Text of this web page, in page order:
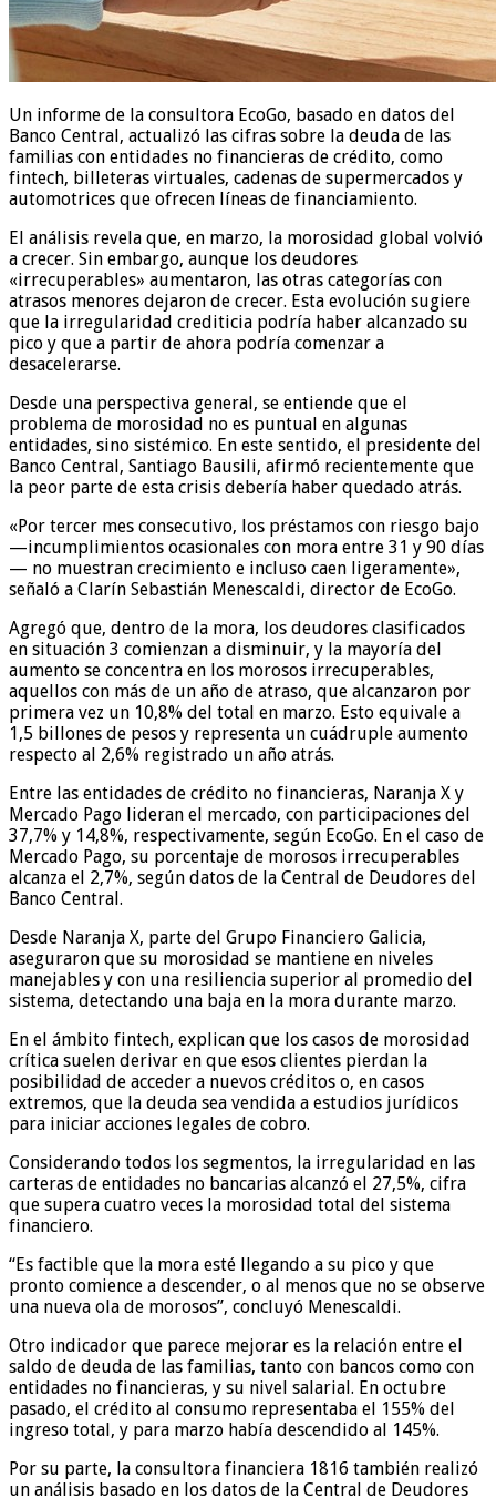
Un informe de la consultora EcoGo, basado en datos del
Banco Central, actualizó las cifras sobre la deuda de las
familias con entidades no financieras de crédito, como
fintech, billeteras virtuales, cadenas de supermercados y
automotrices que ofrecen líneas de financiamiento.
El análisis revela que, en marzo, la morosidad global volvió
a crecer. Sin embargo, aunque los deudores
«irrecuperables» aumentaron, las otras categorías con
atrasos menores dejaron de crecer. Esta evolución sugiere
que la irregularidad crediticia podría haber alcanzado su
pico y que a partir de ahora podría comenzar a
desacelerarse.
Desde una perspectiva general, se entiende que el
problema de morosidad no es puntual en algunas
entidades, sino sistémico. En este sentido, el presidente del
Banco Central, Santiago Bausili, afirmó recientemente que
la peor parte de esta crisis debería haber quedado atrás.
«Por tercer mes consecutivo, los préstamos con riesgo bajo
—incumplimientos ocasionales con mora entre 31 y 90 días
— no muestran crecimiento e incluso caen ligeramente»,
señaló a Clarín Sebastián Menescaldi, director de EcoGo.
Agregó que, dentro de la mora, los deudores clasificados
en situación 3 comienzan a disminuir, y la mayoría del
aumento se concentra en los morosos irrecuperables,
aquellos con más de un año de atraso, que alcanzaron por
primera vez un 10,8% del total en marzo. Esto equivale a
1,5 billones de pesos y representa un cuádruple aumento
respecto al 2,6% registrado un año atrás.
Entre las entidades de crédito no financieras, Naranja X y
Mercado Pago lideran el mercado, con participaciones del
37,7% y 14,8%, respectivamente, según EcoGo. En el caso de
Mercado Pago, su porcentaje de morosos irrecuperables
alcanza el 2,7%, según datos de la Central de Deudores del
Banco Central.
Desde Naranja X, parte del Grupo Financiero Galicia,
aseguraron que su morosidad se mantiene en niveles
manejables y con una resiliencia superior al promedio del
sistema, detectando una baja en la mora durante marzo.
En el ámbito fintech, explican que los casos de morosidad
crítica suelen derivar en que esos clientes pierdan la
posibilidad de acceder a nuevos créditos o, en casos
extremos, que la deuda sea vendida a estudios jurídicos
para iniciar acciones legales de cobro.
Considerando todos los segmentos, la irregularidad en las
carteras de entidades no bancarias alcanzó el 27,5%, cifra
que supera cuatro veces la morosidad total del sistema
financiero.
“Es factible que la mora esté llegando a su pico y que
pronto comience a descender, o al menos que no se observe
una nueva ola de morosos”, concluyó Menescaldi.
Otro indicador que parece mejorar es la relación entre el
saldo de deuda de las familias, tanto con bancos como con
entidades no financieras, y su nivel salarial. En octubre
pasado, el crédito al consumo representaba el 155% del
ingreso total, y para marzo había descendido al 145%.
Por su parte, la consultora financiera 1816 también realizó
un análisis basado en los datos de la Central de Deudores